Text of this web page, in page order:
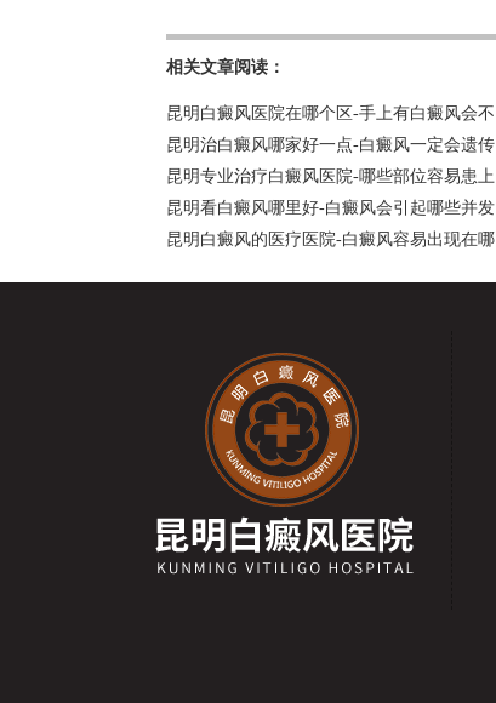
相关文章阅读：
昆明白癜风医院在哪个区-手上有白癜风会不
昆明治白癜风哪家好一点-白癜风一定会遗传
昆明专业治疗白癜风医院-哪些部位容易患上
昆明看白癜风哪里好-白癜风会引起哪些并发
昆明白癜风的医疗医院-白癜风容易出现在哪